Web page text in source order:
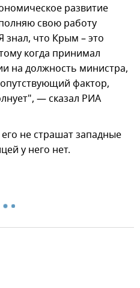
развитие
свою работу
знал, что Крым – это
когда принимал
на должность министра,
фактор,
— сказал РИА
не страшат западные
у него нет.